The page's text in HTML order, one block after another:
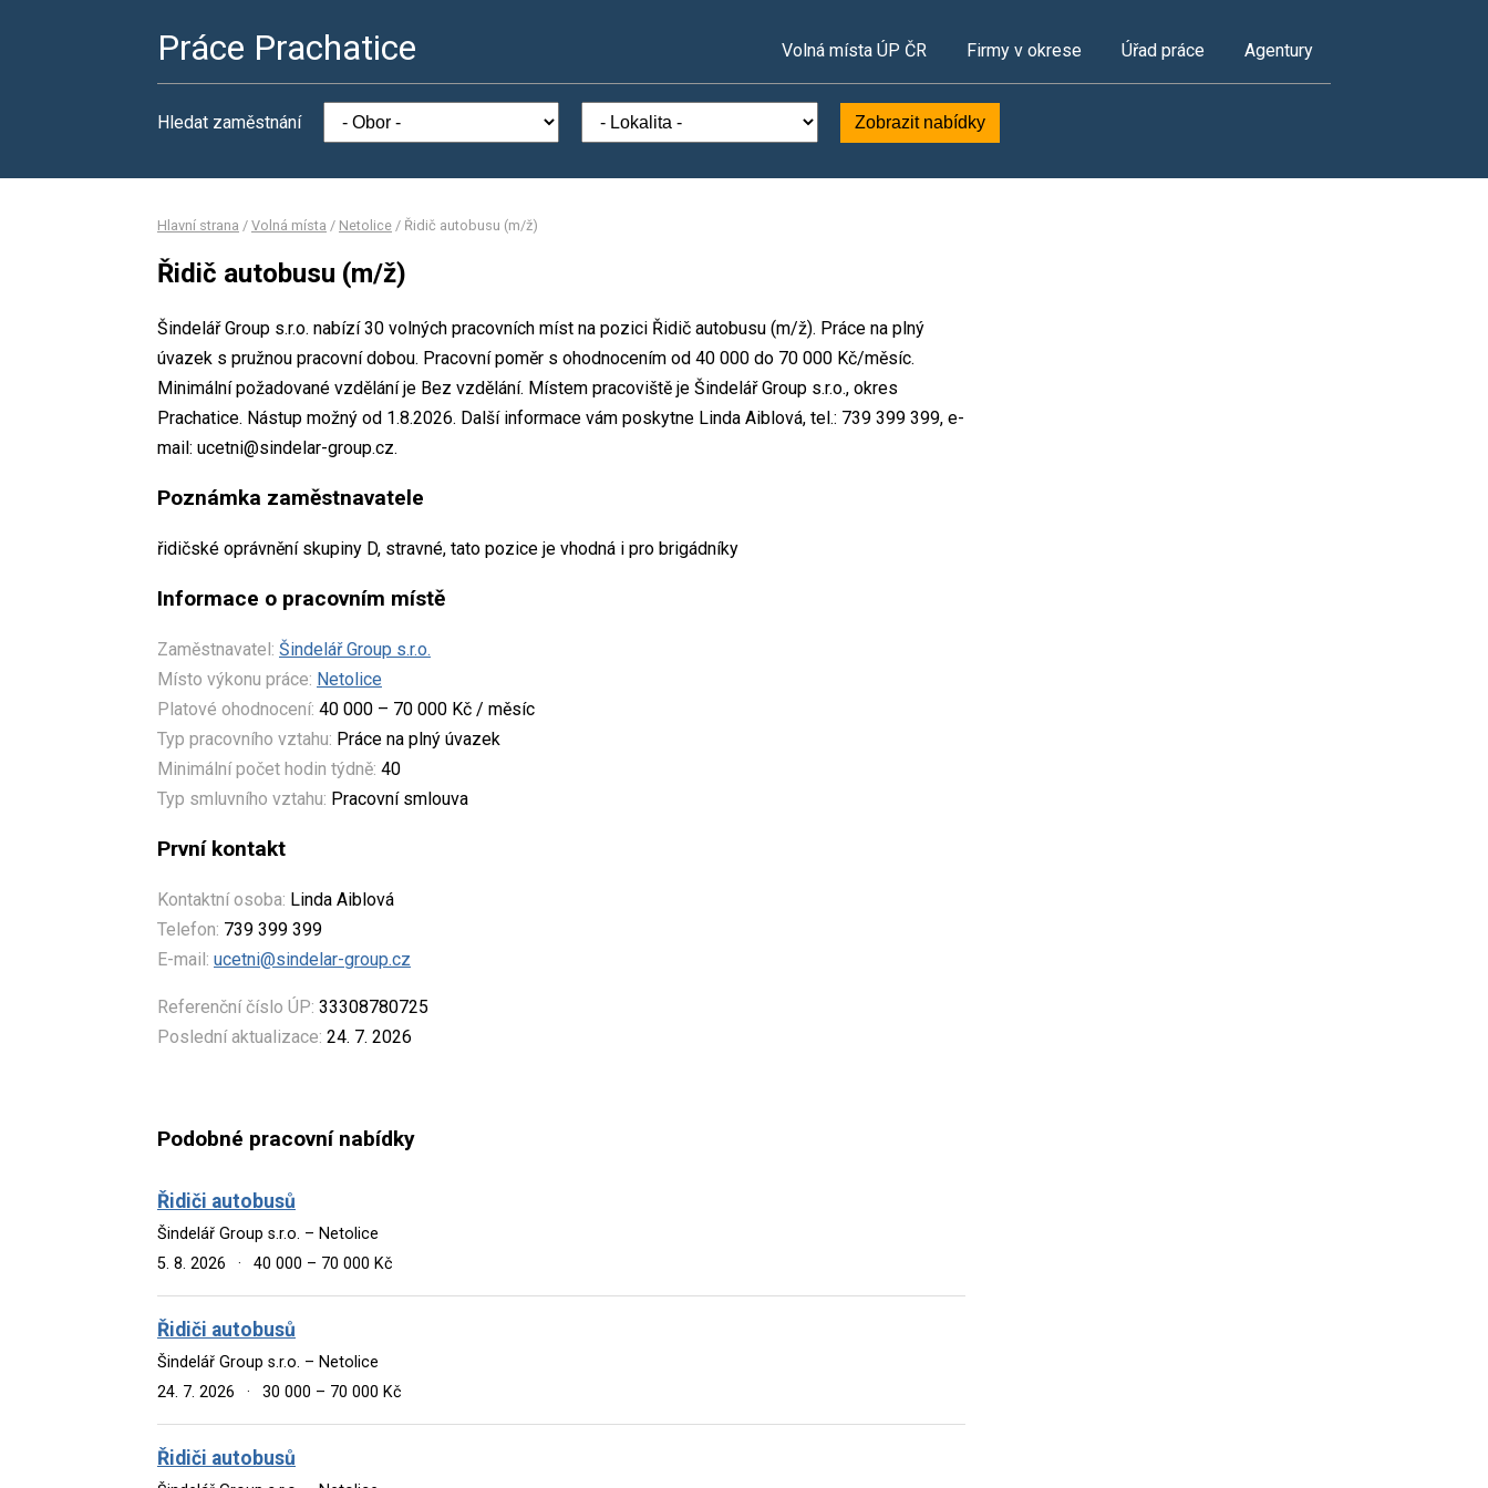
Práce Prachatice Volná místa ÚP ČR Firmy v okrese Úřad práce Agentury
Hledat zaměstnání Zobrazit nabídky
Hlavní strana / Volná místa / Netolice / Řidič autobusu (m/ž)
Řidič autobusu (m/ž)
Šindelář Group s.r.o. nabízí 30 volných pracovních míst na pozici Řidič autobusu (m/ž). Práce na plný
úvazek s pružnou pracovní dobou. Pracovní poměr s ohodnocením od 40 000 do 70 000 Kč/měsíc.
Minimální požadované vzdělání je Bez vzdělání. Místem pracoviště je Šindelář Group s.r.o., okres
Prachatice. Nástup možný od 1.8.2026. Další informace vám poskytne Linda Aiblová, tel.: 739 399 399, e-
mail: ucetni@sindelar-group.cz.
Poznámka zaměstnavatele
řidičské oprávnění skupiny D, stravné, tato pozice je vhodná i pro brigádníky
Informace o pracovním místě
Zaměstnavatel: Šindelář Group s.r.o.
Místo výkonu práce: Netolice
Platové ohodnocení: 40 000 – 70 000 Kč / měsíc
Typ pracovního vztahu: Práce na plný úvazek
Minimální počet hodin týdně: 40
Typ smluvního vztahu: Pracovní smlouva
První kontakt
Kontaktní osoba: Linda Aiblová
Telefon: 739 399 399
E-mail: ucetni@sindelar-group.cz
Referenční číslo ÚP: 33308780725
Poslední aktualizace: 24. 7. 2026
Podobné pracovní nabídky
Řidiči autobusů
Šindelář Group s.r.o. – Netolice
5. 8. 2026
· 40 000 – 70 000 Kč
Řidiči autobusů
Šindelář Group s.r.o. – Netolice
24. 7. 2026
· 30 000 – 70 000 Kč
Řidiči autobusů